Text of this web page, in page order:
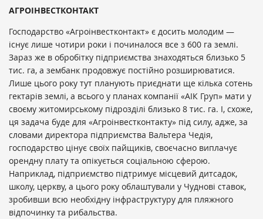
АГРОІНВЕСТКОНТАКТ
Господарство «Агроінвестконтакт» є досить молодим —
існує лише чотири роки і починалося все з 600 га землі.
Зараз же в обробітку підприємства знаходяться близько 5
тис. га, а зембанк продовжує постійно розширюватися.
Лише цього року тут планують приєднати ще кілька сотень
гектарів землі, а всього у планах компанії «АІК Груп» мати у
своєму житомирському підрозділі близько 8 тис. га. І, схоже,
ця задача буде для «Агроінвестконтакту» під силу, адже, за
словами директора підприємства Вальтера Чедія,
господарство цінує своїх пайщиків, своєчасно виплачує
орендну плату та опікується соціальною сферою.
Наприклад, підприємство підтримує місцевий дитсадок,
школу, церкву, а цього року облаштували у Чуднові ставок,
зробивши всю необхідну інфраструктуру для пляжного
відпочинку та рибальства.